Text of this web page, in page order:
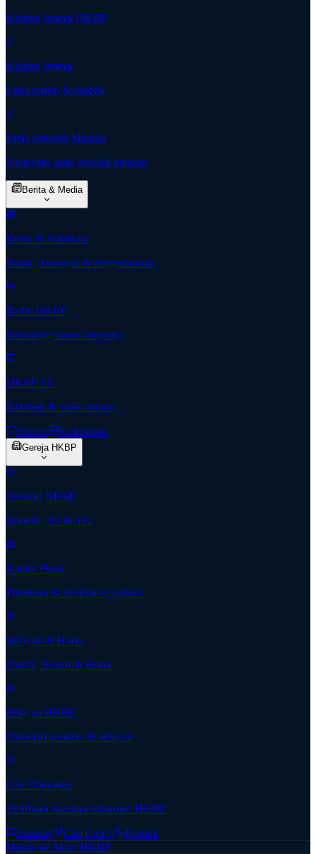
Kidung Jemaat HKBP
Kidung Jemaat
Lagu pujian & ibadah
Ende Sekolah Minggu
Nyanyian anak sekolah minggu
Berita & Media
Berita & Publikasi
Warta, renungan & pengumuman
Radio HKBP
Streaming siaran langsung
HKBP TV
Khotbah & video rohani
Donasi Kolportase
Gereja HKBP
Tentang HKBP
Sejarah, visi & misi
Kantor Pusat
Pimpinan & struktur organisasi
Wilayah & Huria
Distrik, Resort & Huria
Pelayan HKBP
Direktori pendeta & pelayan
Cek Dokumen
Verifikasi keaslian dokumen HKBP
Aspirasi Cari Gereja
Kontak
Masuk ke Akun HKBP